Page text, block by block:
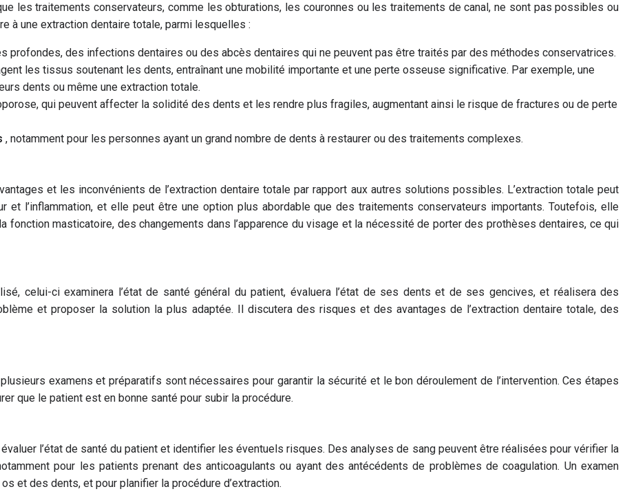
les traitements conservateurs, comme les obturations, les couronnes ou les traitements de canal, ne sont pas possibles ou
à une extraction dentaire totale, parmi lesquelles :
profondes, des infections dentaires ou des abcès dentaires qui ne peuvent pas être traités par des méthodes conservatrices.
les tissus soutenant les dents, entraînant une mobilité importante et une perte osseuse significative. Par exemple, une
dents ou même une extraction totale.
qui peuvent affecter la solidité des dents et les rendre plus fragiles, augmentant ainsi le risque de fractures ou de perte
, notamment pour les personnes ayant un grand nombre de dents à restaurer ou des traitements complexes.
et les inconvénients de l’extraction dentaire totale par rapport aux autres solutions possibles. L’extraction totale peut
et l’inflammation, et elle peut être une option plus abordable que des traitements conservateurs importants. Toutefois, elle
fonction masticatoire, des changements dans l’apparence du visage et la nécessité de porter des prothèses dentaires, ce qui
celui-ci examinera l’état de santé général du patient, évaluera l’état de ses dents et de ses gencives, et réalisera des
et proposer la solution la plus adaptée. Il discutera des risques et des avantages de l’extraction dentaire totale, des
examens et préparatifs sont nécessaires pour garantir la sécurité et le bon déroulement de l’intervention. Ces étapes
que le patient est en bonne santé pour subir la procédure.
l’état de santé du patient et identifier les éventuels risques. Des analyses de sang peuvent être réalisées pour vérifier la
pour les patients prenant des anticoagulants ou ayant des antécédents de problèmes de coagulation. Un examen
et des dents, et pour planifier la procédure d’extraction.